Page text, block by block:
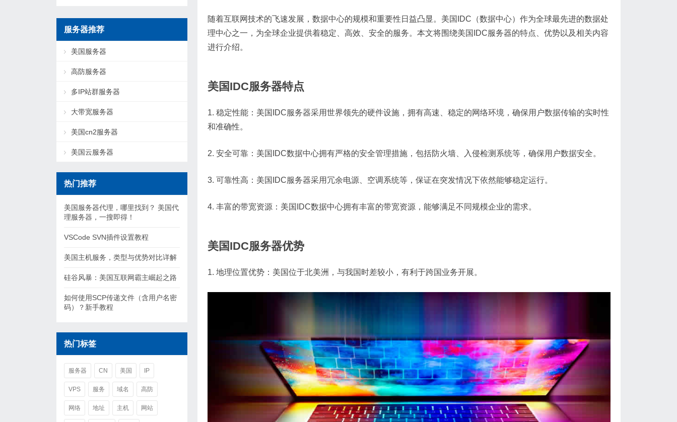
随着互联网技术的飞速发展，数据中心的规模和重要性日益凸显。美国IDC（数据中心）作为全球最先进的数据处
理中心之一，为全球企业提供着稳定、高效、安全的服务。本文将围绕美国IDC服务器的特点、优势以及相关内容
进行介绍。
美国IDC服务器特点
1. 稳定性能：美国IDC服务器采用世界领先的硬件设施，拥有高速、稳定的网络环境，确保用户数据传输的实时性
和准确性。
2. 安全可靠：美国IDC数据中心拥有严格的安全管理措施，包括防火墙、入侵检测系统等，确保用户数据安全。
3. 可靠性高：美国IDC服务器采用冗余电源、空调系统等，保证在突发情况下依然能够稳定运行。
4. 丰富的带宽资源：美国IDC数据中心拥有丰富的带宽资源，能够满足不同规模企业的需求。
美国IDC服务器优势
1. 地理位置优势：美国位于北美洲，与我国时差较小，有利于跨国业务开展。
服务器推荐
美国服务器
高防服务器
多IP站群服务器
大带宽服务器
美国cn2服务器
美国云服务器
热门推荐
美国服务器代理，哪里找到？ 美国代
理服务器，一搜即得！
VSCode SVN插件设置教程
美国主机服务，类型与优势对比详解
硅谷风暴：美国互联网霸主崛起之路
如何使用SCP传递文件（含用户名密
码）？新手教程
热门标签
服务器 CN 美国 IP
VPS 服务 域名 高防
网络 地址 主机 网站